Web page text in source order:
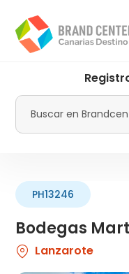
contenido
principal
menu
Promotur
Buscar
Bodegas
PH13246
Lanzarote